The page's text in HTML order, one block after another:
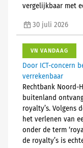
vergelijkbaar met
30 juli 2026
VN VANDAAG
Door ICT-concern
verrekenbaar
Rechtbank
buitenland
royalty’s. Volgens
het verlenen van
onder de term
de royalty’s is